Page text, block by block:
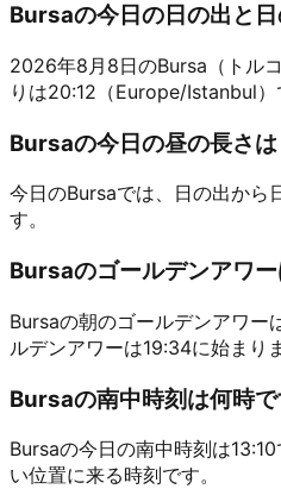
Bursaの今日の日の出と日
2026年8月8日のBursa（トル
りは20:12（Europe/Istanbul）
Bursaの今日の昼の長さは
今日のBursaでは、日の出から
す。
Bursaのゴールデンアワー
Bursaの朝のゴールデンアワー
ルデンアワーは19:34に始まり
Bursaの南中時刻は何時で
Bursaの今日の南中時刻は
い位置に来る時刻です。